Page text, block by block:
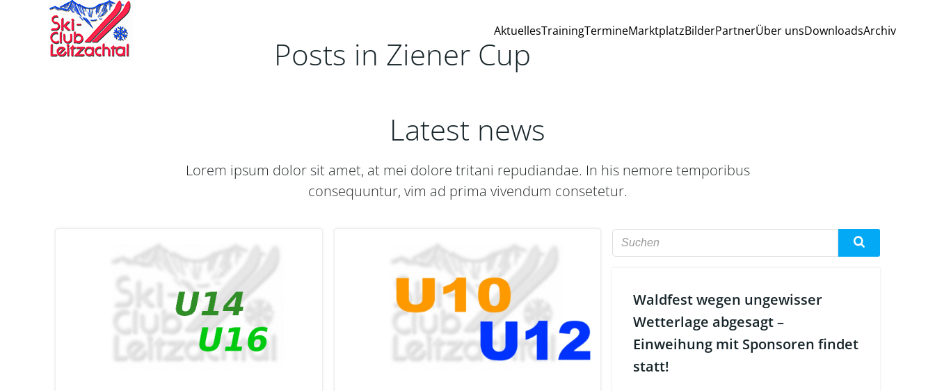
AktuellesTrainingTermineMarktplatzBilderPartnerÜber unsDownloadsArchiv
Posts in Ziener Cup
Latest news
Lorem ipsum dolor sit amet, at mei dolore tritani repudiandae. In his nemore temporibus
consequuntur, vim ad prima vivendum consetetur.
Waldfest wegen ungewisser
Wetterlage abgesagt –
Einweihung mit Sponsoren findet
statt!